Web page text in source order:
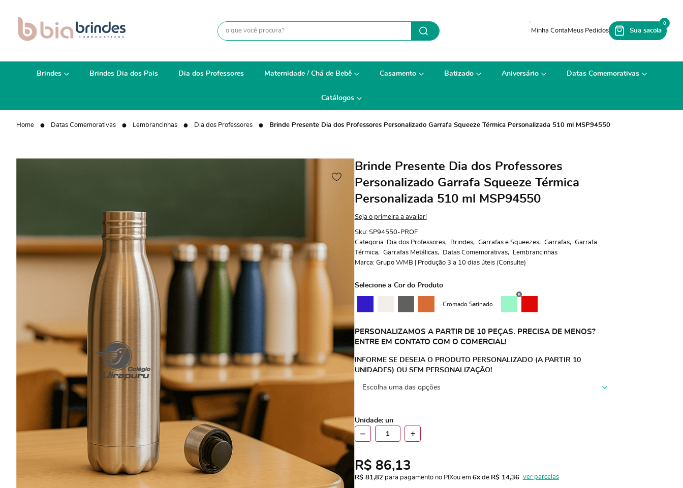
0
Brindes Brindes Dia dos Pais Dia dos Professores Maternidade / Chá de Bebê Casamento Batizado Aniversário Datas Comemorativas
Catálogos
Home Datas Comemorativas Lembrancinhas Dia dos Professores Brinde Presente Dia dos Professores Personalizado Garrafa Squeeze Térmica Personalizada 510 ml MSP94550
Brinde Presente Dia dos Professores
Personalizado Garrafa Squeeze Térmica
Personalizada 510 ml MSP94550
Seja o primeira a avaliar!
Sku: SP94550-PROF
Categoria: Dia dos Professores Brindes Garrafas e Squeezes Garrafas
Garrafa
Térmica
Garrafas Metálicas Datas Comemorativas
Lembrancinhas
Marca: Grupo WMB | Produção 3 a 10 dias úteis (Consulte)
Selecione a Cor do Produto
Cromado Satinado
PERSONALIZAMOS A PARTIR DE 10 PEÇAS. PRECISA DE MENOS?
ENTRE EM CONTATO COM O COMERCIAL!
INFORME SE DESEJA O PRODUTO PERSONALIZADO (A PARTIR 10
UNIDADES) OU SEM PERSONALIZAÇÃO!
Unidade: un
R$ 86,13
R$ 81,82 para pagamento no PIXou em 6x de R$ 14,36 ver parcelas